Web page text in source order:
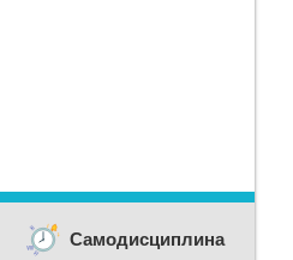
Самодисциплина